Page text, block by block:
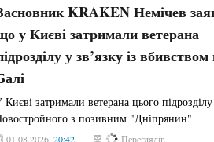
KRAKEN Немічев
у Києві затримали ветерана
у зв’язку із вбивством
Києві затримали ветерана цього підрозділу
з позивним "Дніпрянин"
01.08.2026 20:42 177 Переглядів